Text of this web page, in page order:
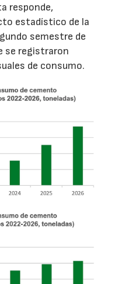
responde,
estadístico de la
semestre de
se registraron
de consumo.